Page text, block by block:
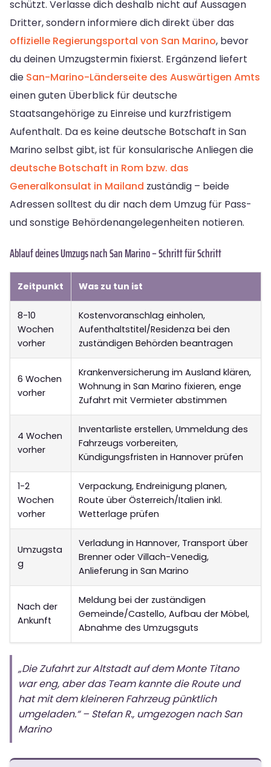
schützt. Verlasse dich deshalb nicht auf Aussagen
Dritter, sondern informiere dich direkt über das
offizielle Regierungsportal von San Marino, bevor
du deinen Umzugstermin fixierst. Ergänzend liefert
die San-Marino-Länderseite des Auswärtigen Amts
einen guten Überblick für deutsche
Staatsangehörige zu Einreise und kurzfristigem
Aufenthalt. Da es keine deutsche Botschaft in San
Marino selbst gibt, ist für konsularische Anliegen die
deutsche Botschaft in Rom bzw. das
Generalkonsulat in Mailand zuständig – beide
Adressen solltest du dir nach dem Umzug für Pass-
und sonstige Behördenangelegenheiten notieren.
Ablauf deines Umzugs nach San Marino – Schritt für Schritt
Zeitpunkt Was zu tun ist
8-10
Wochen
vorher
Kostenvoranschlag einholen,
Aufenthaltstitel/Residenza bei den
zuständigen Behörden beantragen
6 Wochen
vorher
Krankenversicherung im Ausland klären,
Wohnung in San Marino fixieren, enge
Zufahrt mit Vermieter abstimmen
4 Wochen
vorher
Inventarliste erstellen, Ummeldung des
Fahrzeugs vorbereiten,
Kündigungsfristen in Hannover prüfen
1-2
Wochen
vorher
Verpackung, Endreinigung planen,
Route über Österreich/Italien inkl.
Wetterlage prüfen
Umzugsta
g
Verladung in Hannover, Transport über
Brenner oder Villach-Venedig,
Anlieferung in San Marino
Nach der
Ankunft
Meldung bei der zuständigen
Gemeinde/Castello, Aufbau der Möbel,
Abnahme des Umzugsguts
„Die Zufahrt zur Altstadt auf dem Monte Titano
war eng, aber das Team kannte die Route und
hat mit dem kleineren Fahrzeug pünktlich
umgeladen.“ – Stefan R., umgezogen nach San
Marino